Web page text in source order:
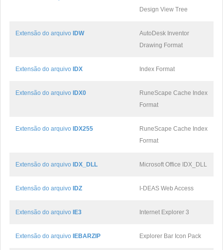
Design View Tree
Extensão do arquivo IDW
AutoDesk Inventor
Drawing Format
Extensão do arquivo IDX Index Format
Extensão do arquivo IDX0
RuneScape Cache Index
Format
Extensão do arquivo IDX255
RuneScape Cache Index
Format
Extensão do arquivo IDX_DLL Microsoft Office IDX_DLL
Extensão do arquivo IDZ I-DEAS Web Access
Extensão do arquivo IE3 Internet Explorer 3
Extensão do arquivo IEBARZIP Explorer Bar Icon Pack